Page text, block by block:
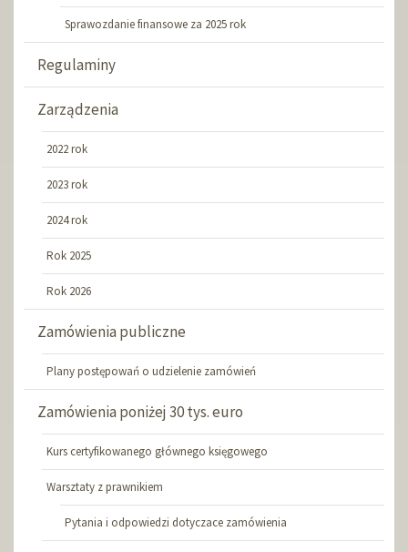
Sprawozdanie finansowe za 2025 rok
Regulaminy
Zarządzenia
2022 rok
2023 rok
2024 rok
Rok 2025
Rok 2026
Zamówienia publiczne
Plany postępowań o udzielenie zamówień
Zamówienia poniżej 30 tys. euro
Kurs certyfikowanego głównego księgowego
Warsztaty z prawnikiem
Pytania i odpowiedzi dotyczace zamówienia